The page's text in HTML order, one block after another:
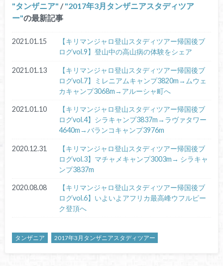
タンザニア / 2017年3月タンザニアスタディツア
ー の最新記事
2021.01.15
【キリマンジャロ登山スタディツアー帰国後ブ
ログvol.9】登山中の高山病の体験をシェア
2021.01.13
【キリマンジャロ登山スタディツアー帰国後ブ
ログvol.7】ミレニアムキャンプ3820m→ムウェ
カキャンプ3068m→アルーシャ町へ
2021.01.10
【キリマンジャロ登山スタディツアー帰国後ブ
ログvol.4】シラキャンプ3837m→ラヴァタワー
4640m→バランコキャンプ3976m
2020.12.31
【キリマンジャロ登山スタディツアー帰国後ブ
ログvol.3】マチャメキャンプ3003m→ シラキャ
ンプ3837m
2020.08.08
【キリマンジャロ登山スタディツアー帰国後ブ
ログvol.6】いよいよアフリカ最高峰ウフルピー
ク登頂へ
タンザニア 2017年3月タンザニアスタディツアー